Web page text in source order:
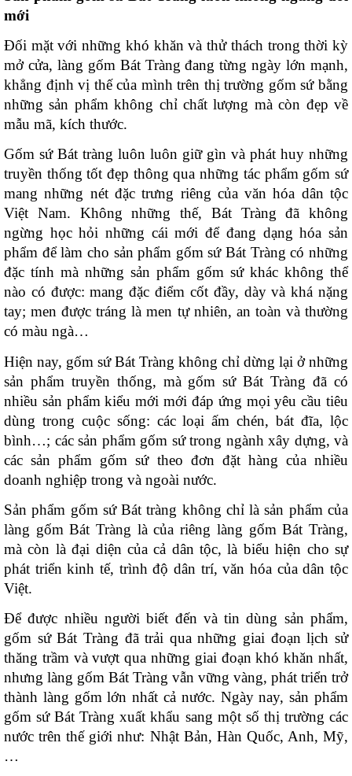
mới
Đối mặt với những khó khăn và thử thách trong thời kỳ
mở cửa, làng gốm Bát Tràng đang từng ngày lớn mạnh,
khẳng định vị thế của mình trên thị trường gốm sứ bằng
những sản phẩm không chỉ chất lượng mà còn đẹp về
mẫu mã, kích thước.
Gốm sứ Bát tràng luôn luôn giữ gìn và phát huy những
truyền thống tốt đẹp thông qua những tác phẩm gốm sứ
mang những nét đặc trưng riêng của văn hóa dân tộc
Việt Nam. Không những thế, Bát Tràng đã không
ngừng học hỏi những cái mới để đang dạng hóa sản
phẩm để làm cho sản phẩm gốm sứ Bát Tràng có những
đặc tính mà những sản phẩm gốm sứ khác không thể
nào có được: mang đặc điểm cốt đầy, dày và khá nặng
tay; men được tráng là men tự nhiên, an toàn và thường
có màu ngà…
Hiện nay, gốm sứ Bát Tràng không chỉ dừng lại ở những
sản phẩm truyền thống, mà gốm sứ Bát Tràng đã có
nhiều sản phẩm kiểu mới mới đáp ứng mọi yêu cầu tiêu
dùng trong cuộc sống: các loại ấm chén, bát đĩa, lộc
bình…; các sản phẩm gốm sứ trong ngành xây dựng, và
các sản phẩm gốm sứ theo đơn đặt hàng của nhiều
doanh nghiệp trong và ngoài nước.
Sản phẩm gốm sứ Bát tràng không chỉ là sản phẩm của
làng gốm Bát Tràng là của riêng làng gốm Bát Tràng,
mà còn là đại diện của cả dân tộc, là biểu hiện cho sự
phát triển kinh tế, trình độ dân trí, văn hóa của dân tộc
Việt.
Để được nhiều người biết đến và tin dùng sản phẩm,
gốm sứ Bát Tràng đã trải qua những giai đoạn lịch sử
thăng trầm và vượt qua những giai đoạn khó khăn nhất,
nhưng làng gốm Bát Tràng vẫn vững vàng, phát triển trở
gốm sứ Bát Tràng xuất khẩu sang một số thị trường các
nước trên thế giới như: Nhật Bản, Hàn Quốc, Anh, Mỹ,
…